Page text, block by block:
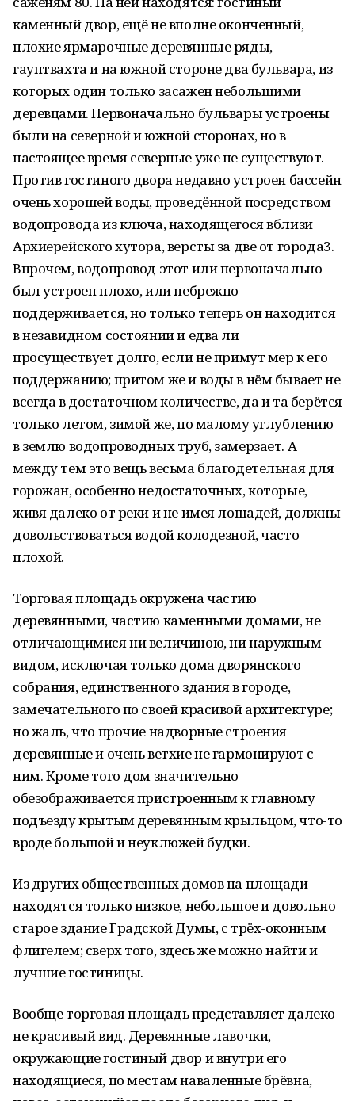
каменный двор, ещё не вполне оконченный,
плохие ярмарочные деревянные ряды,
гауптвахта и на южной стороне два бульвара, из
которых один только засажен небольшими
деревцами. Первоначально бульвары устроены
были на северной и южной сторонах, но в
настоящее время северные уже не существуют.
Против гостиного двора недавно устроен бассейн
очень хорошей воды, проведённой посредством
водопровода из ключа, находящегося вблизи
Архиерейского хутора, версты за две от города3.
Впрочем, водопровод этот или первоначально
был устроен плохо, или небрежно
поддерживается, но только теперь он находится
в незавидном состоянии и едва ли
просуществует долго, если не примут мер к его
поддержанию; притом же и воды в нём бывает не
всегда в достаточном количестве, да и та берётся
только летом, зимой же, по малому углублению
в землю водопроводных труб, замерзает. А
между тем это вещь весьма благодетельная для
горожан, особенно недостаточных, которые,
живя далеко от реки и не имея лошадей, должны
довольствоваться водой колодезной, часто
плохой.
Торговая площадь окружена частию
деревянными, частию каменными домами, не
отличающимися ни величиною, ни наружным
видом, исключая только дома дворянского
собрания, единственного здания в городе,
замечательного по своей красивой архитектуре;
но жаль, что прочие надворные строения
деревянные и очень ветхие не гармонируют с
ним. Кроме того дом значительно
обезображивается пристроенным к главному
подъезду крытым деревянным крыльцом, что-то
вроде большой и неуклюжей будки.
Из других общественных домов на площади
находятся только низкое, небольшое и довольно
старое здание Градской Думы, с трёх-оконным
флигелем; сверх того, здесь же можно найти и
лучшие гостиницы.
Вообще торговая площадь представляет далеко
не красивый вид. Деревянные лавочки,
окружающие гостиный двор и внутри его
находящиеся, по местам наваленные брёвна,